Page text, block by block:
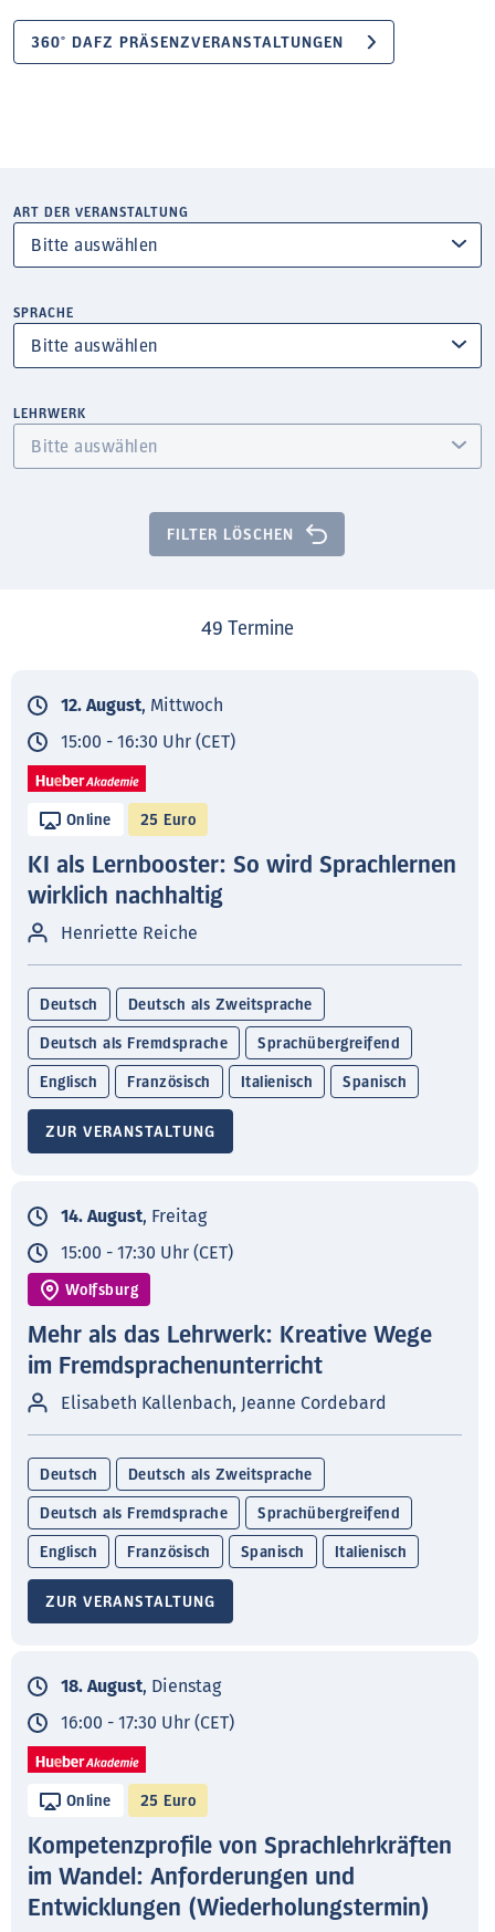
360° DAFZ PRÄSENZVERANSTALTUNGEN
ART DER VERANSTALTUNG
SPRACHE
LEHRWERK
FILTER LÖSCHEN
49 Termine
12. August, Mittwoch
15:00 - 16:30 Uhr (CET)
Online 25 Euro
KI als Lernbooster: So wird Sprachlernen
wirklich nachhaltig
Henriette Reiche
Deutsch Deutsch als Zweitsprache
Deutsch als Fremdsprache Sprachübergreifend
Englisch Französisch Italienisch Spanisch
ZUR VERANSTALTUNG
14. August, Freitag
15:00 - 17:30 Uhr (CET)
Wolfsburg
Mehr als das Lehrwerk: Kreative Wege
im Fremdsprachenunterricht
Elisabeth Kallenbach, Jeanne Cordebard
Deutsch Deutsch als Zweitsprache
Deutsch als Fremdsprache Sprachübergreifend
Englisch Französisch Spanisch Italienisch
ZUR VERANSTALTUNG
18. August, Dienstag
16:00 - 17:30 Uhr (CET)
Online 25 Euro
Kompetenzprofile von Sprachlehrkräften
im Wandel: Anforderungen und
Entwicklungen (Wiederholungstermin)